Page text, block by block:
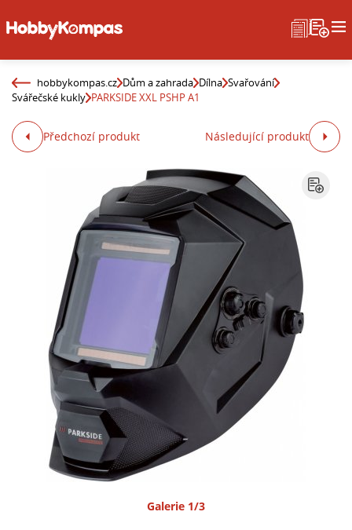
hobbykompas.cz Dům a zahrada Dílna Svařování
Svářečské kukly PARKSIDE XXL PSHP A1
Předchozí produkt Následující produkt
Galerie 1/3